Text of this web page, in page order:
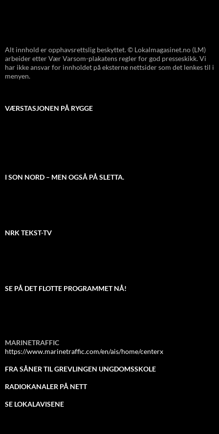
Alt innhold er opphavsrettslig beskyttet. © Lokalmagasinet.no (LM)
arbeider etter Vær Varsom-plakatens regler for god presseskikk. Vi
har ikke ansvar for innholdet på eksterne nettsider som det lenkes til i
menyen.
VÆRSTASJONEN PÅ RYGGE
I SON NORD – MEN OGSÅ PÅ SLETTA.
NRK TEKST-TV
SE PÅ DET FLOTTE PROGRAMMET NÅ!
MARINETRAFFIC
https://www.marinetraffic.com/en/ais/home/centerx
FRA SÅNER TIL GREVLINGEN UNGDOMSSKOLE
RADIOKANALER PÅ NETT
SE LOKALAVISENE